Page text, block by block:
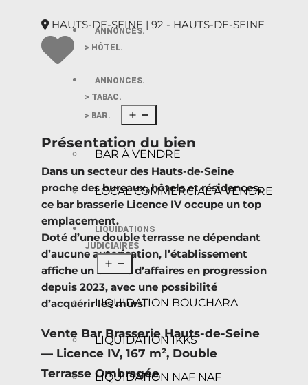
ANNONCES.
> HÔTEL.
ANNONCES.
> TABAC.
> BAR.
BAR À VENDRE
LOCAL COMMERCIAL À VENDRE
LIQUIDATIONS
JUDICIAIRES
LIQUIDATION BOUCHARA
LIQUIDATION IKKS
LIQUIDATION NAF NAF
HAUTS-DE-SEINE | 92 - HAUTS-DE-SEINE
Présentation du bien
Dans un secteur des Hauts-de-Seine
proche des bureaux, hôtels et résidences,
ce bar brasserie Licence IV occupe un top
emplacement.
Doté d’une double terrasse ne dépendant
d’aucune autorisation, l’établissement
affiche un chiffre d’affaires en progression
depuis 2023, avec une possibilité
d’acquérir les murs.
Vente Bar Brasserie Hauts-de-Seine
— Licence IV, 167 m², Double
Terrasse Ombragée